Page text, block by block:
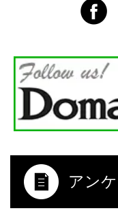
アン